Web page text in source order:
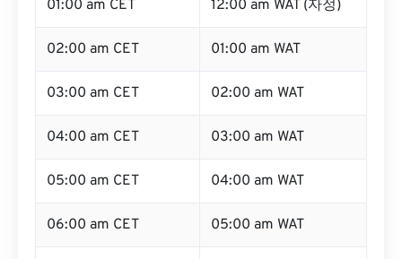
01:00 am CET 12:00 am WAT (자정)
02:00 am CET 01:00 am WAT
03:00 am CET 02:00 am WAT
04:00 am CET 03:00 am WAT
05:00 am CET 04:00 am WAT
06:00 am CET 05:00 am WAT